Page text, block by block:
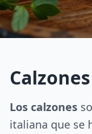
Los calzones
italiana que se